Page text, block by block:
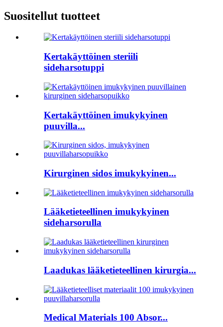
Suositellut tuotteet
Kertakäyttöinen steriili
sideharsotuppi
Kertakäyttöinen imukykyinen
puuvilla...
Kirurginen sidos imukykyinen...
Lääketieteellinen imukykyinen
sideharsorulla
Laadukas lääketieteellinen kirurgia...
Medical Materials 100 Absor...